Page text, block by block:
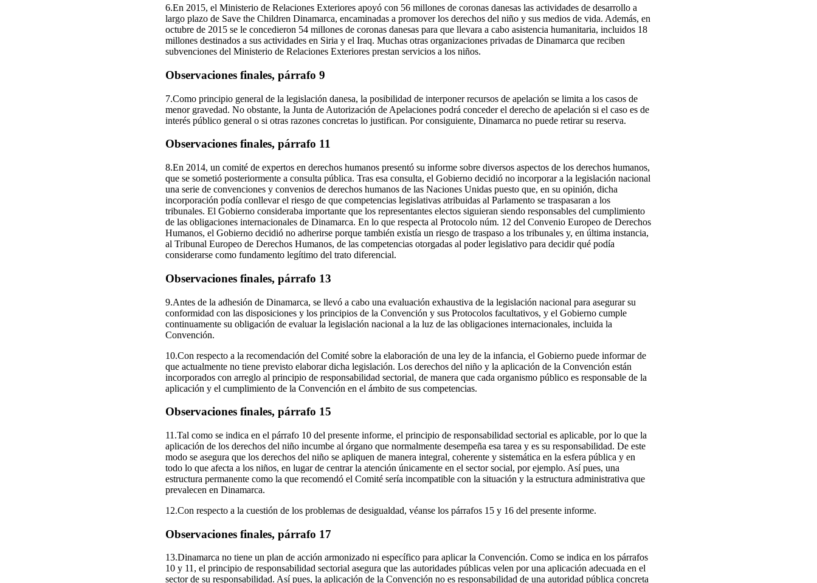
6.En 2015, el Ministerio de Relaciones Exteriores apoyó con 56 millones de coronas danesas las actividades de desarrollo a
largo plazo de Save the Children Dinamarca, encaminadas a promover los derechos del niño y sus medios de vida. Además, en
octubre de 2015 se le concedieron 54 millones de coronas danesas para que llevara a cabo asistencia humanitaria, incluidos 18
millones destinados a sus actividades en Siria y el Iraq. Muchas otras organizaciones privadas de Dinamarca que reciben
subvenciones del Ministerio de Relaciones Exteriores prestan servicios a los niños.
Observaciones finales, párrafo 9
7.Como principio general de la legislación danesa, la posibilidad de interponer recursos de apelación se limita a los casos de
menor gravedad. No obstante, la Junta de Autorización de Apelaciones podrá conceder el derecho de apelación si el caso es de
interés público general o si otras razones concretas lo justifican. Por consiguiente, Dinamarca no puede retirar su reserva.
Observaciones finales, párrafo 11
8.En 2014, un comité de expertos en derechos humanos presentó su informe sobre diversos aspectos de los derechos humanos,
que se sometió posteriormente a consulta pública. Tras esa consulta, el Gobierno decidió no incorporar a la legislación nacional
una serie de convenciones y convenios de derechos humanos de las Naciones Unidas puesto que, en su opinión, dicha
incorporación podía conllevar el riesgo de que competencias legislativas atribuidas al Parlamento se traspasaran a los
tribunales. El Gobierno consideraba importante que los representantes electos siguieran siendo responsables del cumplimiento
de las obligaciones internacionales de Dinamarca. En lo que respecta al Protocolo núm. 12 del Convenio Europeo de Derechos
Humanos, el Gobierno decidió no adherirse porque también existía un riesgo de traspaso a los tribunales y, en última instancia,
al Tribunal Europeo de Derechos Humanos, de las competencias otorgadas al poder legislativo para decidir qué podía
considerarse como fundamento legítimo del trato diferencial.
Observaciones finales, párrafo 13
9.Antes de la adhesión de Dinamarca, se llevó a cabo una evaluación exhaustiva de la legislación nacional para asegurar su
conformidad con las disposiciones y los principios de la Convención y sus Protocolos facultativos, y el Gobierno cumple
continuamente su obligación de evaluar la legislación nacional a la luz de las obligaciones internacionales, incluida la
Convención.
10.Con respecto a la recomendación del Comité sobre la elaboración de una ley de la infancia, el Gobierno puede informar de
que actualmente no tiene previsto elaborar dicha legislación. Los derechos del niño y la aplicación de la Convención están
incorporados con arreglo al principio de responsabilidad sectorial, de manera que cada organismo público es responsable de la
aplicación y el cumplimiento de la Convención en el ámbito de sus competencias.
Observaciones finales, párrafo 15
11.Tal como se indica en el párrafo 10 del presente informe, el principio de responsabilidad sectorial es aplicable, por lo que la
aplicación de los derechos del niño incumbe al órgano que normalmente desempeña esa tarea y es su responsabilidad. De este
modo se asegura que los derechos del niño se apliquen de manera integral, coherente y sistemática en la esfera pública y en
todo lo que afecta a los niños, en lugar de centrar la atención únicamente en el sector social, por ejemplo. Así pues, una
estructura permanente como la que recomendó el Comité sería incompatible con la situación y la estructura administrativa que
prevalecen en Dinamarca.
12.Con respecto a la cuestión de los problemas de desigualdad, véanse los párrafos 15 y 16 del presente informe.
Observaciones finales, párrafo 17
13.Dinamarca no tiene un plan de acción armonizado ni específico para aplicar la Convención. Como se indica en los párrafos
10 y 11, el principio de responsabilidad sectorial asegura que las autoridades públicas velen por una aplicación adecuada en el
sector de su responsabilidad. Así pues, la aplicación de la Convención no es responsabilidad de una autoridad pública concreta